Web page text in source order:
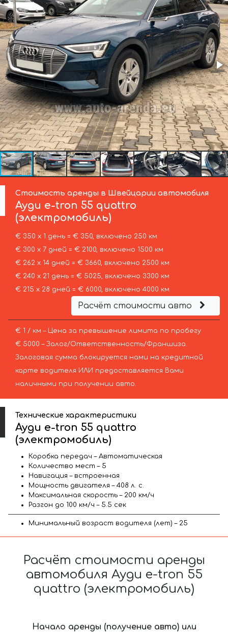
Стоимость аренды в Швейцарии автомобиля
Ауди e-tron 55 quattro
(электромобиль)
€ 350 х 1 день = € 350, включено 250 км
€ 300 х 7 дней = € 2100, включено 1500 км
€ 262 х 14 дней = € 3660, включено 2500 км
€ 240 х 21 день = € 5025, включено 3300 км
€ 215 х 28 дней = € 6000, включено 4000 км
Расчёт стоимости авто
€ 1 / км – Цена за превышение лимита по пробегу
€ 5000 – Залог/Ответственность/Франшиза.
Залоговая сумма блокируется нами на кредитной
карте водителя ИЛИ предоставляется Вами
наличными при получении авто.
Технические характеристики
Ауди e-tron 55 quattro
(электромобиль)
Коробка передач – Автоматическая
Количество мест – 5
Навигация – встроенная
Мощность двигателя – 408 л. с.
Максимальная скорость – 200 км/ч
Разгон до 100 км/ч – 5.5 сек
Минимальный возраст водителя (лет) – 25
Расчёт стоимости аренды
автомобиля Ауди e-tron 55
quattro (электромобиль)
Начало аренды (получение авто) или